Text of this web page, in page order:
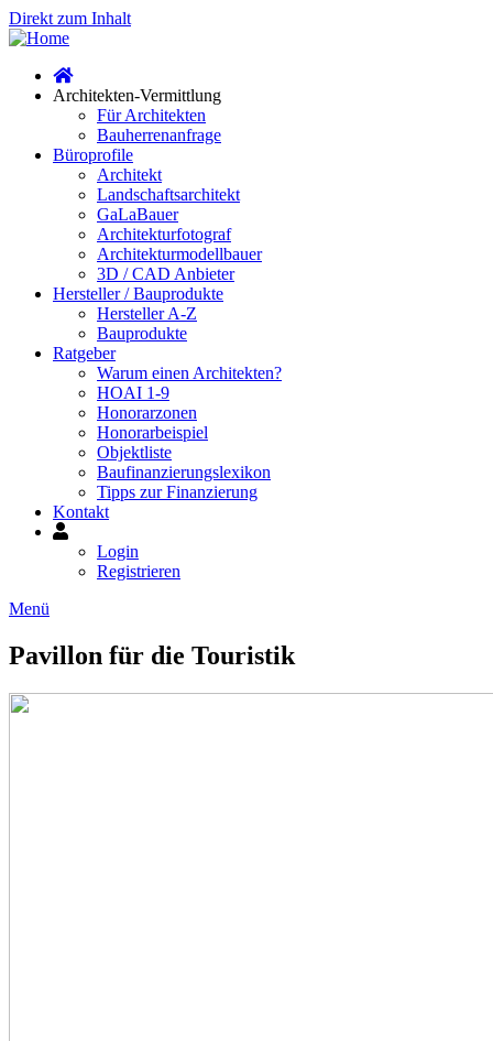
Direkt zum Inhalt
Architekten-Vermittlung
Für Architekten
Bauherrenanfrage
Büroprofile
Architekt
Landschaftsarchitekt
GaLaBauer
Architekturfotograf
Architekturmodellbauer
3D / CAD Anbieter
Hersteller / Bauprodukte
Hersteller A-Z
Bauprodukte
Ratgeber
Warum einen Architekten?
HOAI 1-9
Honorarzonen
Honorarbeispiel
Objektliste
Baufinanzierungslexikon
Tipps zur Finanzierung
Kontakt
Mein
KontoLogin
Registrieren
Menü
Pavillon für die Touristik